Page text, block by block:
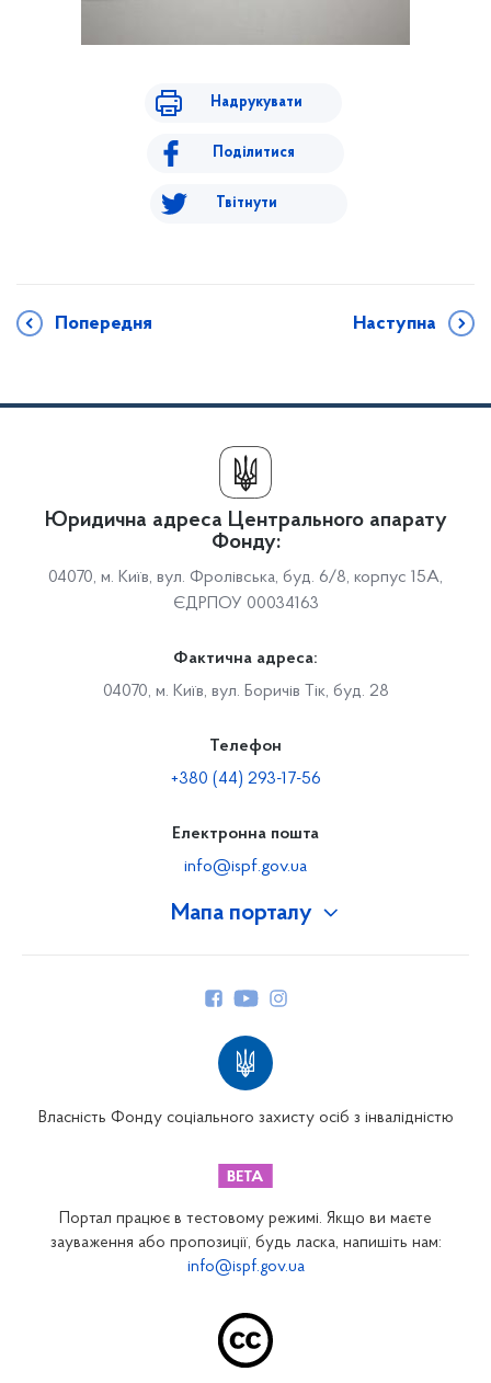
Надрукувати
Поділитися
Твітнути
Попередня Наступна
Мапа порталу
Закарпатське відділення
Запорізьке відділення
Юридична адреса Центрального апарату
Фонду:
04070, м. Київ, вул. Фролівська, буд. 6/8, корпус 15А,
ЄДРПОУ 00034163
Фактична адреса:
04070, м. Київ, вул. Боричів Тік, буд. 28
Телефон
+380 (44) 293-17-56
Електронна пошта
info@ispf.gov.ua
Власність Фонду соціального захисту осіб з інвалідністю
Портал працює в тестовому режимі. Якщо ви маєте
зауваження або пропозиції, будь ласка, напишіть нам:
info@ispf.gov.ua